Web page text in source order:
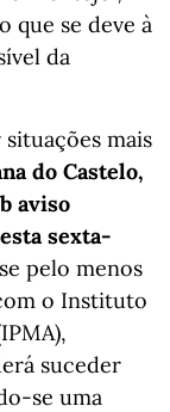
que se deve à
da
mais
do Castelo,
aviso
sexta-
pelo menos
o Instituto
suceder
se uma